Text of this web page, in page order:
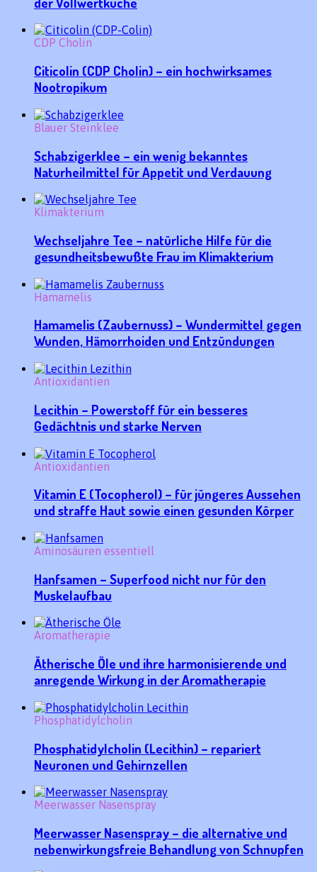
CDP Cholin
Citicolin (CDP Cholin) – ein hochwirksames
Nootropikum
Blauer Steinklee
Schabzigerklee – ein wenig bekanntes
Naturheilmittel für Appetit und Verdauung
Klimakterium
Wechseljahre Tee – natürliche Hilfe für die
gesundheitsbewußte Frau im Klimakterium
Hamamelis
Hamamelis (Zaubernuss) – Wundermittel gegen
Wunden, Hämorrhoiden und Entzündungen
Antioxidantien
Lecithin – Powerstoff für ein besseres
Gedächtnis und starke Nerven
Antioxidantien
Vitamin E (Tocopherol) – für jüngeres Aussehen
und straffe Haut sowie einen gesunden Körper
Aminosäuren essentiell
Hanfsamen – Superfood nicht nur für den
Muskelaufbau
Aromatherapie
Ätherische Öle und ihre harmonisierende und
anregende Wirkung in der Aromatherapie
Phosphatidylcholin
Phosphatidylcholin (Lecithin) – repariert
Neuronen und Gehirnzellen
Meerwasser Nasenspray
Meerwasser Nasenspray – die alternative und
nebenwirkungsfreie Behandlung von Schnupfen